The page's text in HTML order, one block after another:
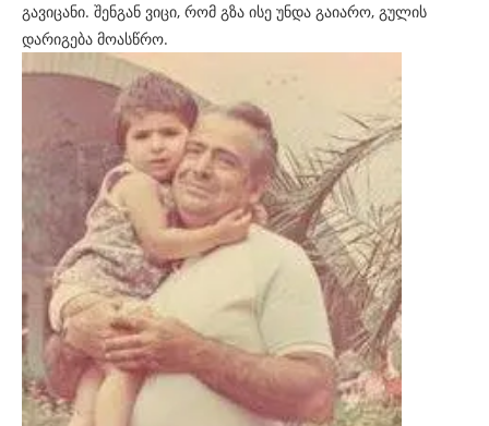
გავიცანი. შენგან ვიცი, რომ გზა ისე უნდა გაიარო, გულის
დარიგება მოასწრო.